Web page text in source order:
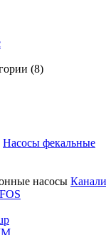
(8)
Насосы фекальные